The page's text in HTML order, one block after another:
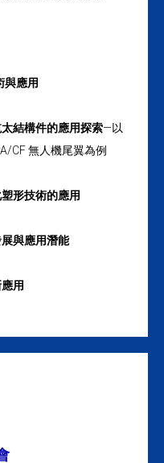
與應用
結構件的應用探索—以
CF 無人機尾翼為例
形技術的應用
與應用潛能
用